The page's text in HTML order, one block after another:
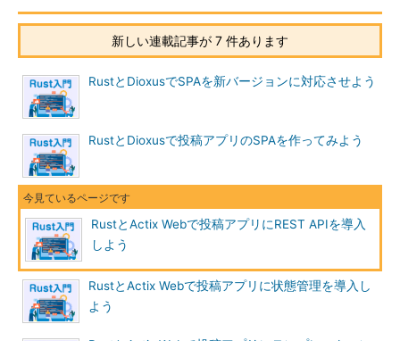
新しい連載記事が 7 件あります
RustとDioxusでSPAを新バージョンに対応させよう
RustとDioxusで投稿アプリのSPAを作ってみよう
RustとActix Webで投稿アプリにREST APIを導入
しよう
RustとActix Webで投稿アプリに状態管理を導入し
よう